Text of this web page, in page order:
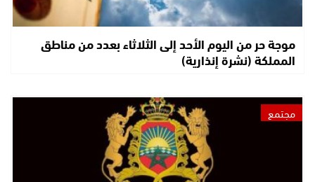
موجة حر من اليوم الأحد إلى الثلاثاء بعدد من مناطق
المملكة (نشرة إنذارية)
مجتمع